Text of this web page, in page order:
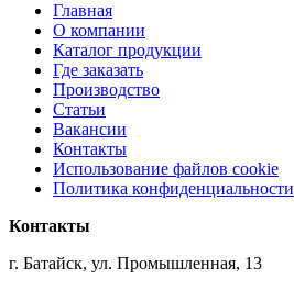
Главная
О компании
Каталог продукции
Где заказать
Производство
Статьи
Вакансии
Контакты
Использование файлов cookie
Политика конфиденциальности
Контакты
г. Батайск, ул. Промышленная, 13